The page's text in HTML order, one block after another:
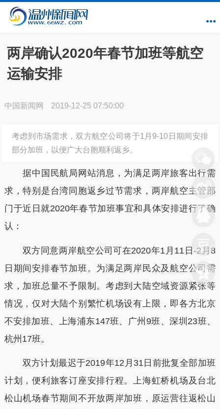
两岸确认2020年春节加班等航空
运输安排
中国新闻网 2019-12-25 07:50:00
考虑到市场需求，双方航空公司将于1月9-10日期间安排
部分加班，以便广大台胞顺利返乡。
据中国民航局网站消息，为满足两岸旅客出行需
求，特别是台湾同胞返乡过节需求，两岸航空主管部
门于近日就2020年春节加班事宜和具体安排进行了确
认：
双方同意两岸航空公司可在2020年1月11日-2月8
日期间安排春节加班。为满足两岸民众及航空公司需
求，加班总量不予限制。考虑到大陆空域资源紧张等
情况，仅对大陆个别繁忙机场设有上限，即各方北京
不安排加班、上海浦东147班、广州9班、深圳23班、
杭州17班。
双方计划最迟于2019年12月31日前批复全部加班
计划，便利旅客订座安排行程。上海虹桥机场及台北
松山机场春节期间不开放两岸加班，原运营往返松山